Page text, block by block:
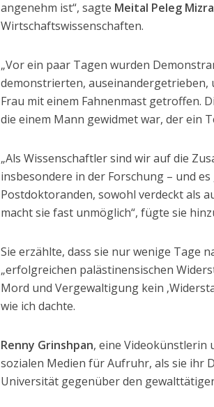
angenehm ist“, sagte Meital Peleg
Wirtschaftswissenschaften.
„Vor ein paar Tagen wurden
demonstrierten,
Frau mit einem Fahnenmast getroffen.
die einem Mann gewidmet war, der ein
„Als Wissenschaftler sind wir auf die
insbesondere in der Forschung – und
Postdoktoranden, sowohl verdeckt als
macht sie fast unmöglich“, fügte sie
Sie erzählte, dass sie nur wenige Tage
„erfolgreichen palästinensischen
Mord und Vergewaltigung kein
wie ich dachte.
Renny Grinshpan, eine Videokünstlerin
sozialen Medien für Aufruhr, als sie ihr
Universität gegenüber den